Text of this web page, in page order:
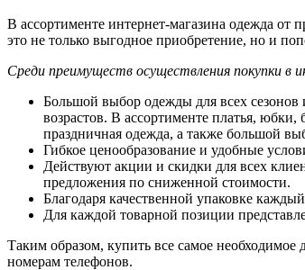
В ассортименте интернет-магазина одежда от
это не только выгодное приобретение, но и
Среди преимуществ осуществления покупки
Большой выбор одежды для всех сезонов
возрастов. В ассортименте платья,
праздничная одежда, а также большой
Гибкое ценообразование и удобные
Действуют акции и скидки для всех
предложения по сниженной стоимости.
Благодаря качественной упаковке
Для каждой товарной позиции
Таким образом, купить все самое необходимое
номерам телефонов.